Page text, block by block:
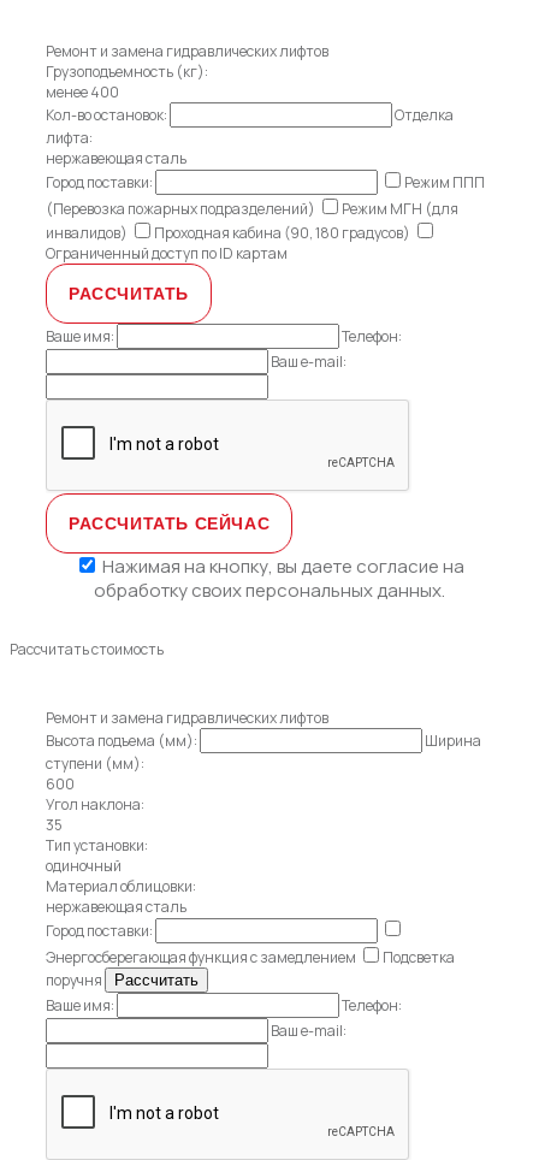
Ремонт и замена гидравлических лифтов
Грузоподъемность (кг):
менее 400
Кол-во остановок:
Отделка
лифта:
нержавеющая сталь
Город поставки:
Режим ППП
(Перевозка пожарных подразделений)
Режим МГН (для
инвалидов)
Проходная кабина (90, 180 градусов)
Ограниченный доступ по ID картам
Ваше имя:
Телефон:
Ваш e-mail:
Нажимая на кнопку, вы даете согласие на
обработку своих персональных данных.
Рассчитать стоимость
Ремонт и замена гидравлических лифтов
Высота подъема (мм):
Ширина
ступени (мм):
600
Угол наклона:
35
Тип установки:
одиночный
Материал облицовки:
нержавеющая сталь
Город поставки:
Энергосберегающая функция с замедлением
Подсветка
поручня
Ваше имя:
Телефон:
Ваш e-mail: